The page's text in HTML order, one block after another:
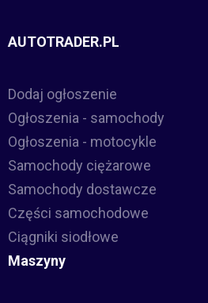
AUTOTRADER.PL
Dodaj ogłoszenie
Ogłoszenia - samochody
Ogłoszenia - motocykle
Samochody ciężarowe
Samochody dostawcze
Części samochodowe
Ciągniki siodłowe
Maszyny